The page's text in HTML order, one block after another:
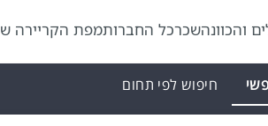
והכוונהשכרכל החברותמפת הקריירה
חיפוש לפי תחום